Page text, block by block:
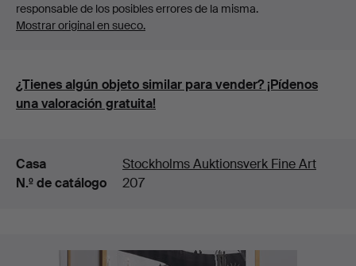
responsable de los posibles errores de la misma.
Mostrar original en sueco.
¿Tienes algún objeto similar para vender? ¡Pídenos
una valoración gratuita!
Detalles
Casa
Stockholms Auktionsverk Fine Art
N.º de catálogo
207